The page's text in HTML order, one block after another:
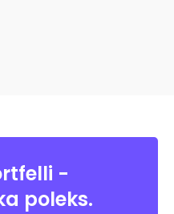
-
poleks.